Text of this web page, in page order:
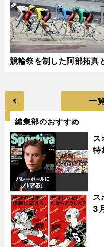
競輪祭を制した阿部拓真
一
編集部のおすすめ
ス
特
ス
3